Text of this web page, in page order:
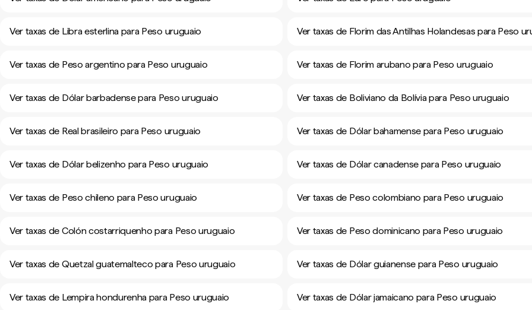
Ver taxas de Libra esterlina para Peso uruguaio Ver taxas de Florim das Antilhas Holandesas para Peso
Ver taxas de Peso argentino para Peso uruguaio Ver taxas de Florim arubano para Peso uruguaio
Ver taxas de Dólar barbadense para Peso uruguaio Ver taxas de Boliviano da Bolívia para Peso uruguaio
Ver taxas de Real brasileiro para Peso uruguaio Ver taxas de Dólar bahamense para Peso uruguaio
Ver taxas de Dólar belizenho para Peso uruguaio Ver taxas de Dólar canadense para Peso uruguaio
Ver taxas de Peso chileno para Peso uruguaio Ver taxas de Peso colombiano para Peso uruguaio
Ver taxas de Colón costarriquenho para Peso uruguaio Ver taxas de Peso dominicano para Peso uruguaio
Ver taxas de Quetzal guatemalteco para Peso uruguaio Ver taxas de Dólar guianense para Peso uruguaio
Ver taxas de Lempira hondurenha para Peso uruguaio Ver taxas de Dólar jamaicano para Peso uruguaio